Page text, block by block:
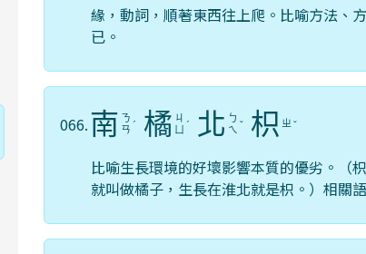
緣，動詞，順著東西往上爬。比喻方法、
已。
066. 南 ㄋ
ㄢ ˊ 橘 ㄐ
ˊ 北 ㄅ
ㄟ ˇ 枳 ㄓ ˇ
比喻生長環境的好壞影響本質的優劣。（
就叫做橘子，生長在淮北就是枳。）相關